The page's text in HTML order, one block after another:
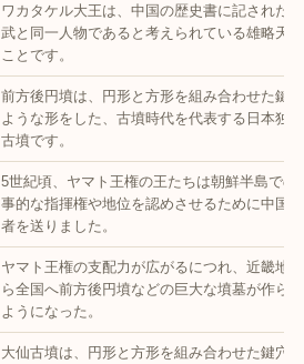
ワカタケル大王は、中国の歴史書に記された
武と同一人物であると考えられている雄略天
ことです。
前方後円墳は、円形と方形を組み合わせた鍵
ような形をした、古墳時代を代表する日本独
古墳です。
5世紀頃、ヤマト王権の王たちは朝鮮半島での
事的な指揮権や地位を認めさせるために中国
者を送りました。
ヤマト王権の支配力が広がるにつれ、近畿地
ら全国へ前方後円墳などの巨大な墳墓が作ら
ようになった。
大仙古墳は、円形と方形を組み合わせた鍵穴